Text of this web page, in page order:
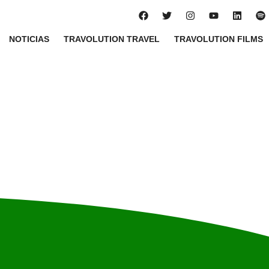
NOTICIAS TRAVOLUTION TRAVEL TRAVOLUTION FILMS